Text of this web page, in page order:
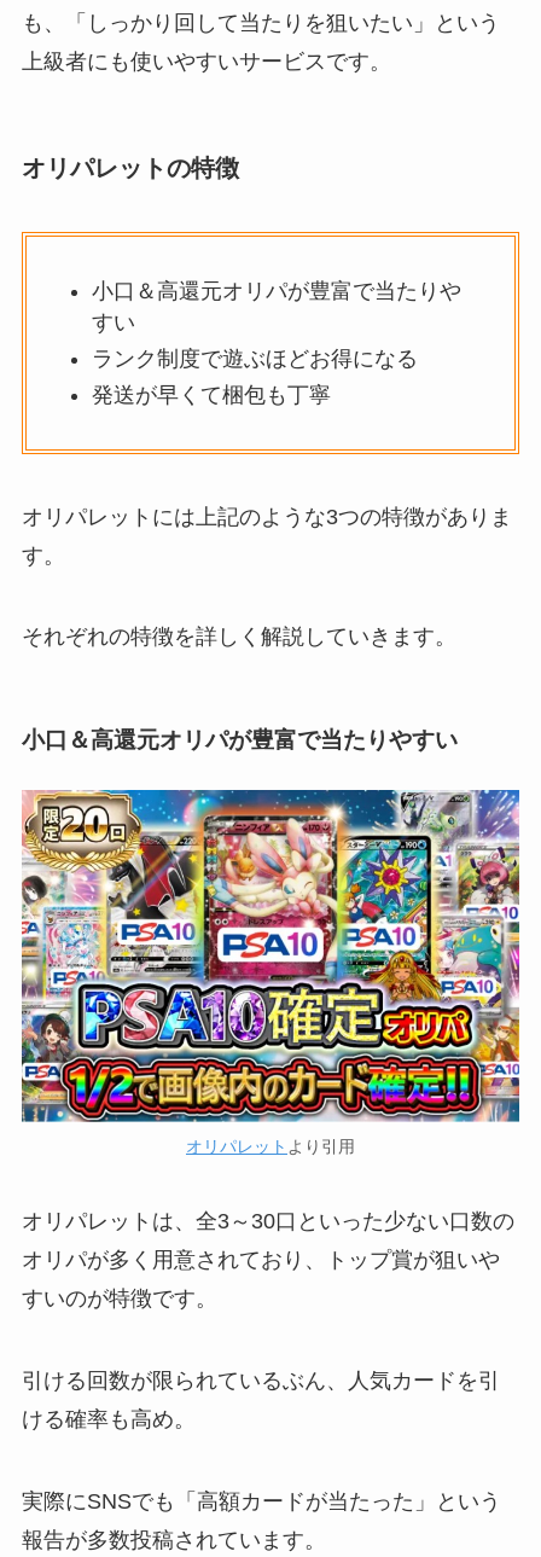
も、「しっかり回して当たりを狙いたい」という
上級者にも使いやすいサービスです。
オリパレットの特徴
小口＆高還元オリパが豊富で当たりや
すい
ランク制度で遊ぶほどお得になる
発送が早くて梱包も丁寧
オリパレットには上記のような3つの特徴がありま
す。
それぞれの特徴を詳しく解説していきます。
小口＆高還元オリパが豊富で当たりやすい
オリパレット より引用
オリパレットは、全3～30口といった少ない口数の
オリパが多く用意されており、トップ賞が狙いや
すいのが特徴です。
引ける回数が限られているぶん、人気カードを引
ける確率も高め。
実際にSNSでも「高額カードが当たった」という
報告が多数投稿されています。